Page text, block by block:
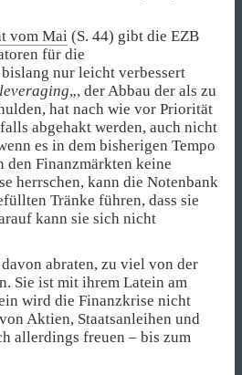
vom Mai (S. 44) gibt die EZB
für die
nur leicht verbessert
„, der Abbau der als zu
hat nach wie vor Priorität
abgehakt werden, auch nicht
es in dem bisherigen Tempo
den Finanzmärkten keine
herrschen, kann die Notenbank
Tränke führen, dass sie
kann sie sich nicht
abraten, zu viel von der
Sie ist mit ihrem Latein am
wird die Finanzkrise nicht
Aktien, Staatsanleihen und
allerdings freuen – bis zum